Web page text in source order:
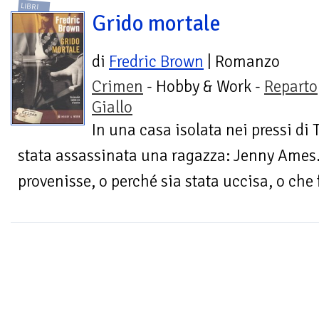
LIBRI
Grido mortale
di Fredric Brown | Romanzo
Crimen - Hobby & Work - Reparto
Giallo
In una casa isolata nei pressi di
stata assassinata una ragazza: Jenny
provenisse, o perché sia stata uccisa, o